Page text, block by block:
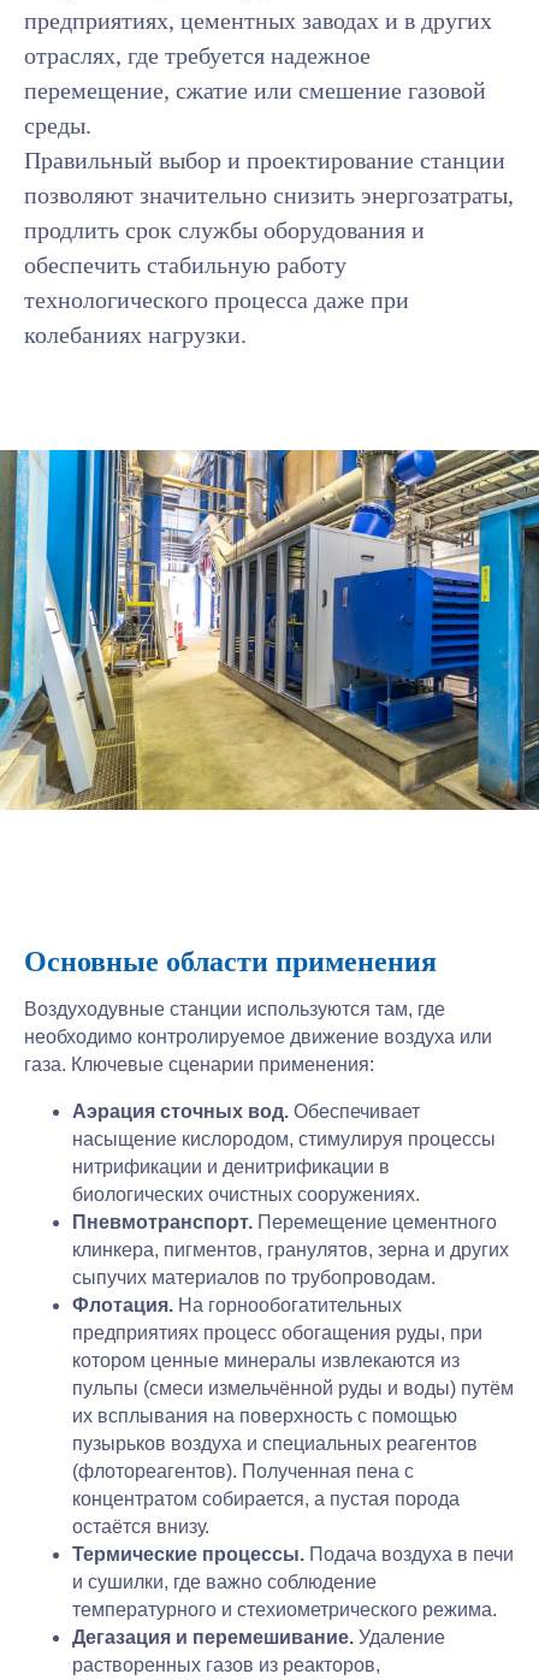
предприятиях, цементных заводах и в других
отраслях, где требуется надежное
перемещение, сжатие или смешение газовой
среды.
Правильный выбор и проектирование станции
позволяют значительно снизить энергозатраты,
продлить срок службы оборудования и
обеспечить стабильную работу
технологического процесса даже при
колебаниях нагрузки.
Основные области применения
Воздуходувные станции используются там, где
необходимо контролируемое движение воздуха или
газа. Ключевые сценарии применения:
Аэрация сточных вод. Обеспечивает
насыщение кислородом, стимулируя процессы
нитрификации и денитрификации в
биологических очистных сооружениях.
Пневмотранспорт. Перемещение цементного
клинкера, пигментов, гранулятов, зерна и других
сыпучих материалов по трубопроводам.
Флотация. На горнообогатительных
предприятиях процесс обогащения руды, при
котором ценные минералы извлекаются из
пульпы (смеси измельчённой руды и воды) путём
их всплывания на поверхность с помощью
пузырьков воздуха и специальных реагентов
(флотореагентов). Полученная пена с
концентратом собирается, а пустая порода
остаётся внизу.
Термические процессы. Подача воздуха в печи
и сушилки, где важно соблюдение
температурного и стехиометрического режима.
Дегазация и перемешивание. Удаление
растворенных газов из реакторов,